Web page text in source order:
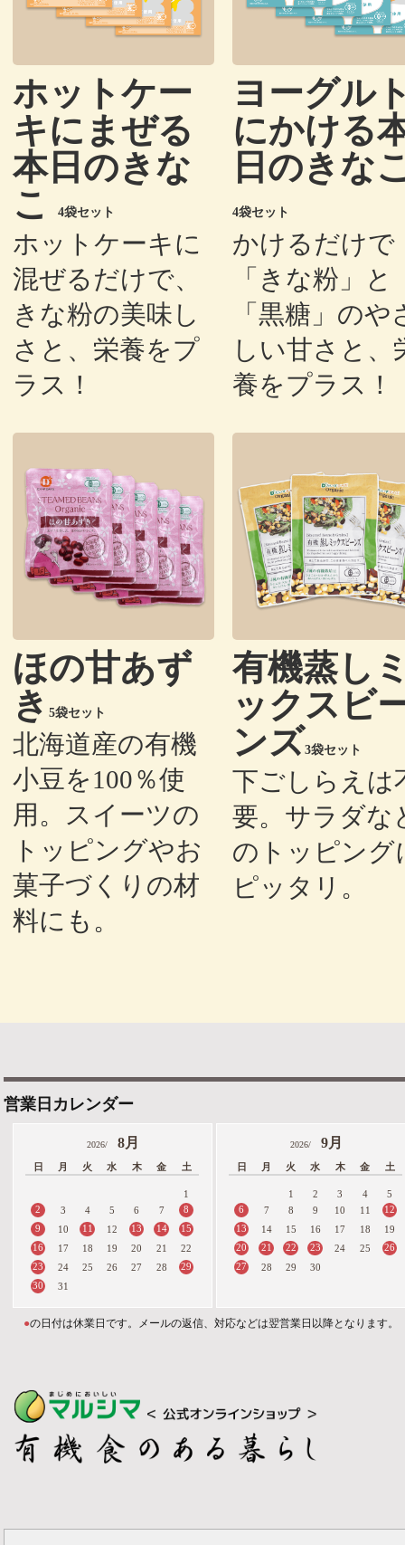
ホットケー
キにまぜる
本日のきな
こ
4袋セット
ホットケーキに
混ぜるだけで、
きな粉の美味し
さと、栄養をプ
ラス！
ヨーグル
にかける
日のきな
4袋セット
かけるだけで
「きな粉」と
「黒糖」のや
しい甘さと、
養をプラス！
ほの甘あず
き 5袋セット
北海道産の有機
小豆を100％使
用。スイーツの
トッピングやお
菓子づくりの材
料にも。
有機蒸し
ックスビ
ンズ3袋セット
下ごしらえは
要。サラダな
のトッピング
ピッタリ。
営業日カレンダー
2026/ 8月
日 月 火 水 木 金 土
1
2
3 4 5 6 7
8
9
10 11 12 13 14
15
16
17 18 19 20 21
22
23
24 25 26 27 28
29
30
31
2026/ 9月
日 月 火 水 木 金 土
1 2 3 4
5
6
7 8 9 10 11
12
13
14 15 16 17 18
19
20
21 22 23 24 25
26
27
28 29 30
●の日付は休業日です。メールの返信、対応などは翌営業日以降となります。